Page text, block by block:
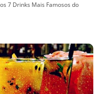
7 Drinks Mais Famosos do